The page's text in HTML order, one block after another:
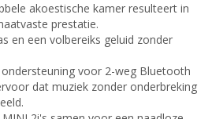
akoestische kamer resulteert in
prestatie.
en een volbereiks geluid zonder
ondersteuning voor 2-weg Bluetooth
dat muziek zonder onderbreking